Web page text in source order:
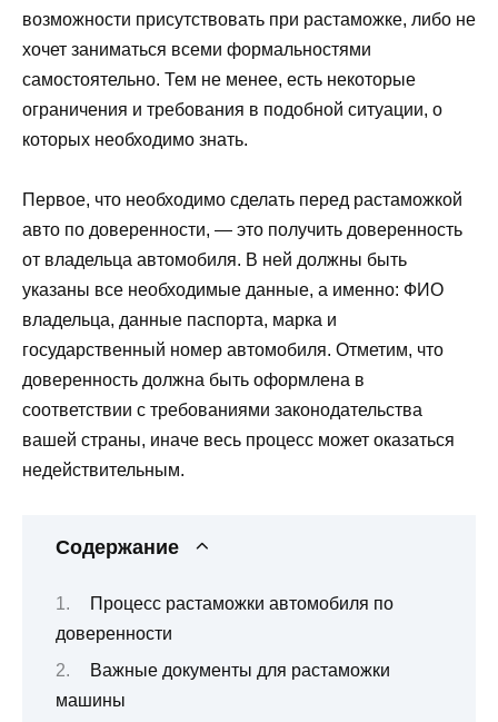
возможности присутствовать при растаможке, либо не
хочет заниматься всеми формальностями
самостоятельно. Тем не менее, есть некоторые
ограничения и требования в подобной ситуации, о
которых необходимо знать.
Первое, что необходимо сделать перед растаможкой
авто по доверенности, — это получить доверенность
от владельца автомобиля. В ней должны быть
указаны все необходимые данные, а именно: ФИО
владельца, данные паспорта, марка и
государственный номер автомобиля. Отметим, что
доверенность должна быть оформлена в
соответствии с требованиями законодательства
вашей страны, иначе весь процесс может оказаться
недействительным.
Содержание
Процесс растаможки автомобиля по
доверенности
Важные документы для растаможки
машины